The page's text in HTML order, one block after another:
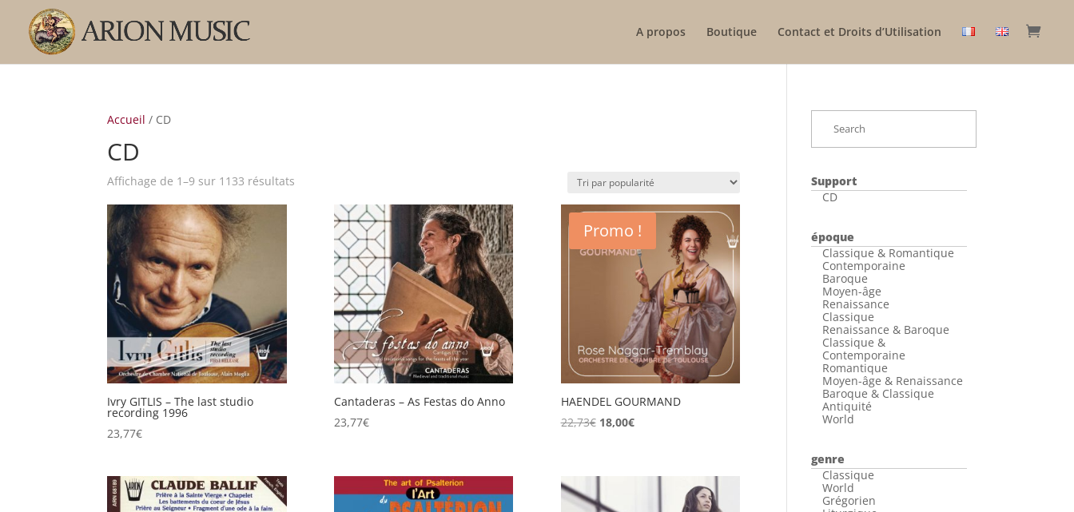
A propos Boutique Contact et Droits d’Utilisation
Accueil / CD
CD
Affichage de 1–9 sur 1133 résultats
popularité
Ivry GITLIS – The last studio
recording 1996
23,77€
Cantaderas – As Festas do Anno
23,77€
Promo !
HAENDEL GOURMAND
22,73€ Le
était :
18,00€Le
est :
Support
CD
époque
Classique & Romantique
Contemporaine
Baroque
Moyen-âge
Renaissance
Classique
Renaissance & Baroque
Classique &
Contemporaine
Romantique
Moyen-âge & Renaissance
Baroque & Classique
Antiquité
World
genre
Classique
World
Grégorien